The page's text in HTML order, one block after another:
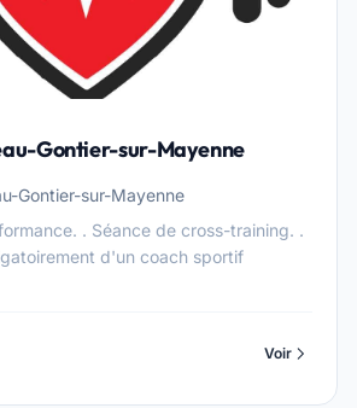
Gontier-sur-Mayenne
Gontier-sur-Mayenne
. Séance de cross-training. .
d'un coach sportif
Voir